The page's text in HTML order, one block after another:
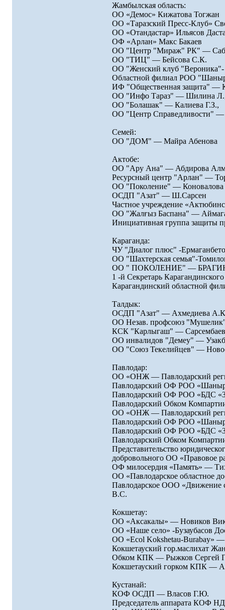
Жамбылская область:
ОО «Демос» Кижатова Тогжан
ОО «Таразский Пресс-Клуб»
ОО «Отандастар» Ильясов
ОФ «Арлан» Макс Бакаев
ОО "Центр "Мираж" РК" —
ОО "ТИЦ" — Бейсова С.К.
ОО "Женский клуб
Областной филиал РОО
ИФ "Общественная защита" —
ОО "Инфо Тараз" — Шилина
ОО "Болашак" — Калиева Г.З.,
ОО "Центр Справедливости" —
Семей:
ОО "ДОМ" — Майра Абенова
Актобе:
ОО "Ару Ана" — Абдирова
Ресурсный центр "Арлан" —
ОО "Поколение" —
ОСДП "Азат" — Ш.Сарсен
Частное учреждение
ОО "Жалғыз Баспана" —
Инициативная группа защиты
Караганда:
ЧУ "Диалог плюс" -
ОО "Шахтерская семья"-
ОО " ПОКОЛЕНИЕ" —
1 -й Секретарь
Карагандинский областной
Талдык:
ОСДП "Азат" — Ахмедиева
ОО Незав. профсоюз
КСК "Карлыгаш" —
ОО инвалидов "Демеу" —
ОО "Союз Текелийцев" —
Павлодар:
ОО «ОНЖ — Павлодарский
Павлодарский ОФ РОО
Павлодарский ОФ РОО «БДС
Павлодарский Обком
ОО «ОНЖ — Павлодарский
Павлодарский ОФ РОО
Павлодарский ОФ РОО «БДС
Павлодарский Обком
Представительство
добровольного ОО «Правовое
ОФ милосердия «Память» —
ОО «Павлодарское областное
Павлодарское ООО «Движение
В.С.
Кокшетау:
ОО «Аксакалы» — Новиков
ОО «Наше село» -Бузаубасов
ОО «Ecol Kokshetau-Burabay»
Кокшетауский гор.маслихат
Обком КПК — Рыжков Сергей
Кокшетауский горком КПК —
Кустанай:
КОФ ОСДП — Власов Г.Ю.
Председатель аппарата КОФ